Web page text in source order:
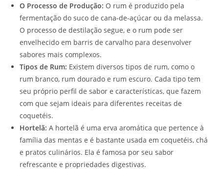
O Processo de Produção: O rum é produzido pela
fermentação do suco de cana-de-açúcar ou da melassa.
O processo de destilação segue, e o rum pode ser
envelhecido em barris de carvalho para desenvolver
sabores mais complexos.
Tipos de Rum: Existem diversos tipos de rum, como o
rum branco, rum dourado e rum escuro. Cada tipo tem
seu próprio perfil de sabor e características, que fazem
com que sejam ideais para diferentes receitas de
coquetéis.
Hortelã: A hortelã é uma erva aromática que pertence à
família das mentas e é bastante usada em coquetéis, chá
e pratos culinários. Ela é famosa por seu sabor
refrescante e propriedades digestivas.